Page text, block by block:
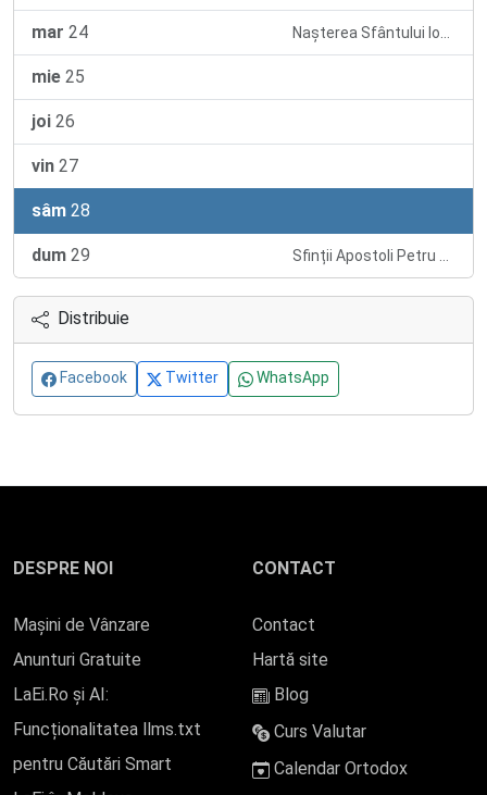
mar 24
mie 25
joi 26
vin 27
sâm 28
dum 29
Distribuie
Facebook Twitter WhatsApp
DESPRE NOI
Mașini de Vânzare
Anunturi Gratuite
LaEi.Ro și AI:
Funcționalitatea llms.txt
pentru Căutări Smart
CONTACT
Contact
Hartă site
Blog
Curs Valutar
Calendar Ortodox